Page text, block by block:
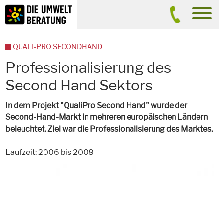
Inhalt
Suche
Professionalisierung des
Second Hand Sektors
In dem Projekt "QualiPro Second Hand" wurde der
Second-Hand-Markt in mehreren europäischen Ländern
beleuchtet. Ziel war die Professionalisierung des Marktes.
Laufzeit: 2006 bis 2008
QUALI-PRO SECONDHAND